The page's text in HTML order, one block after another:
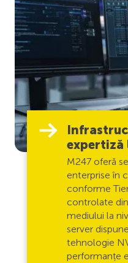
expertiză
M247 oferă
enterprise în
conforme
controlate
mediului la
server
tehnologie
performanțe